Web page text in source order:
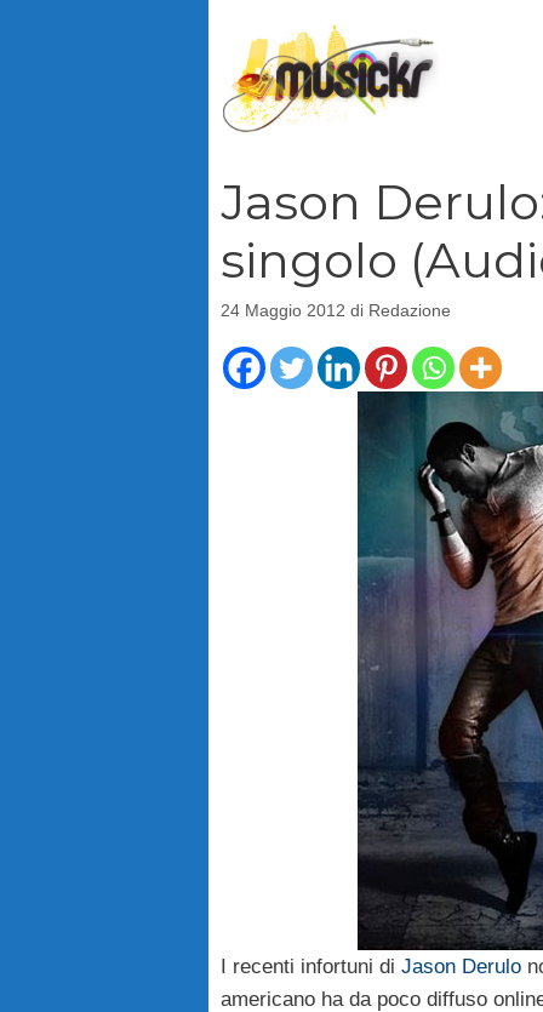
Jason
singolo
24 Maggio 2012 di Redazione
I recenti infortuni di Jason Derulo
americano ha da poco diffuso